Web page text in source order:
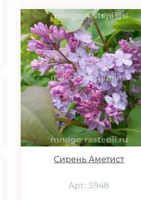
Сирень Аметист
Арт.: S948